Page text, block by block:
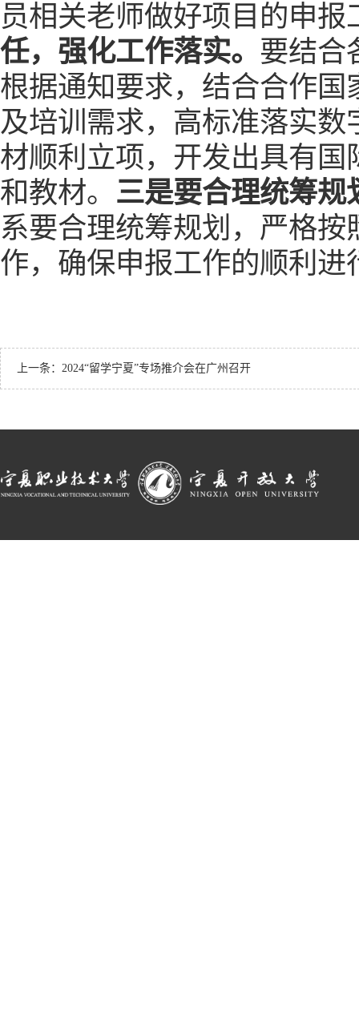
员相关老师做好项目的申报
任，强化工作落实。 要结合
根据通知要求，结合合作
及培训需求，高标准落实
材顺利立项，开发出具有
和教材。 三是要合理统筹规
系要合理统筹规划，严格
作，确保申报工作的顺利进
上一条： 2024“留学宁夏”专场推介会在广州召开